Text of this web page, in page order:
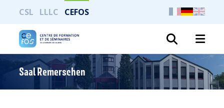
CSL LLLC CEFOS
Saal Remerschen